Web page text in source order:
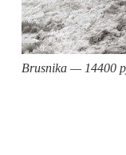
Brusnika — 14400